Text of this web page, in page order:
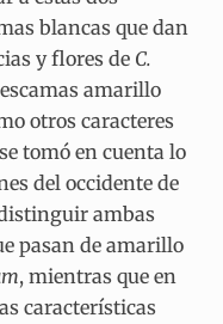
blancas que dan
y flores de C.
amarillo
otros caracteres
tomó en cuenta lo
del occidente de
ambas
pasan de amarillo
, mientras que en
características